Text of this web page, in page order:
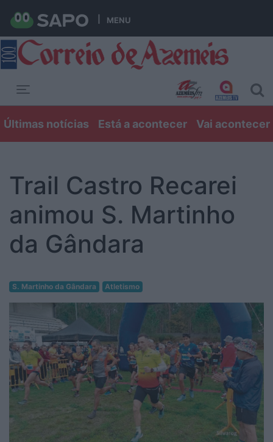
MENU
Últimas notícias Está a acontecer Vai acontecer
Trail Castro Recarei
animou S. Martinho
da Gândara
S. Martinho da Gândara Atletismo